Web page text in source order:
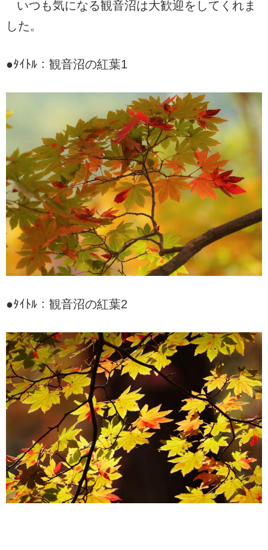
いつも気になる観音沼は大歓迎をしてくれま
した。
●ﾀｲﾄﾙ：観音沼の紅葉1
●ﾀｲﾄﾙ：観音沼の紅葉2